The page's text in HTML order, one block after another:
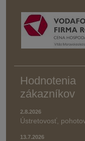
Hodnotenia
zákazníkov
2.8.2026
Ústretovosť,
13.7.2026